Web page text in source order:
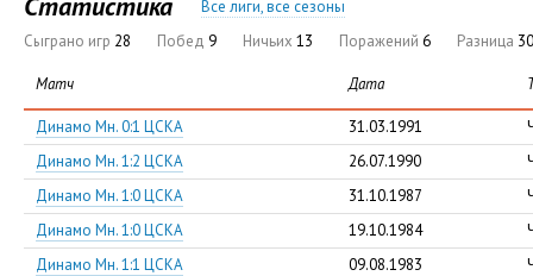
Все лиги, все сезоны
Сыграно игр 28 Побед 9 Ничьих 13 Поражений 6 Разница
Матч Дата
Динамо Мн. 0:1 ЦСКА 31.03.1991
Динамо Мн. 1:2 ЦСКА
26.07.1990
Динамо Мн. 1:0 ЦСКА
31.10.1987
Динамо Мн. 1:0 ЦСКА
19.10.1984
Динамо Мн. 1:1 ЦСКА
09.08.1983